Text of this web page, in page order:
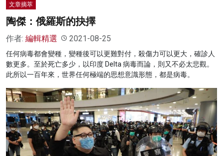
文章摘萃
陶傑：俄羅斯的抉擇
作者: 編輯精選 2021-08-25
任何病毒都會變種，變種後可以更難對付，殺傷力可以更大，確診人
數更多。至於死亡多少，以印度 Delta 病毒而論，則又不必太悲觀。
此所以一百年來，世界任何極端的思想意識形態，都是病毒。